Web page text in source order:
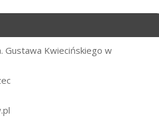
Gustawa Kwiecińskiego w